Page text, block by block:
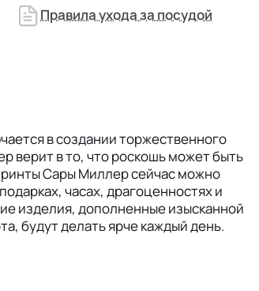
Правила ухода за посудой
в создании торжественного
верит в то, что роскошь может быть
Сары Миллер сейчас можно
часах, драгоценностях и
изделия, дополненные изысканной
будут делать ярче каждый день.